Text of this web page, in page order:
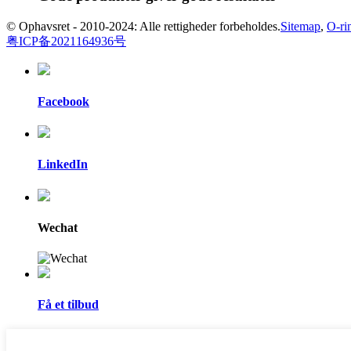
© Ophavsret - 2010-2024: Alle rettigheder forbeholdes.Sitemap, O-
粤ICP备2021164936号
Facebook
LinkedIn
Wechat
Få et tilbud